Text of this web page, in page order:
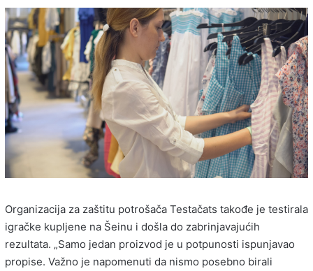
Organizacija za zaštitu potrošača Testačats takođe je testirala
igračke kupljene na Šeinu i došla do zabrinjavajućih
rezultata. „Samo jedan proizvod je u potpunosti ispunjavao
propise. Važno je napomenuti da nismo posebno birali